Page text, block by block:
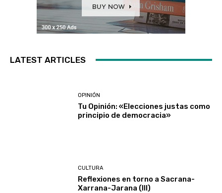
LATEST ARTICLES
OPINIÓN
Tu Opinión: «Elecciones justas como
principio de democracia»
CULTURA
Reflexiones en torno a Sacrana-
Xarrana-Jarana (III)